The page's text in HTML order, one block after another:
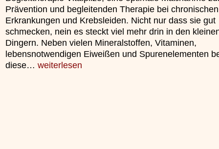
Prävention und begleitenden Therapie bei chronischen
Erkrankungen und Krebsleiden. Nicht nur dass sie gut
schmecken, nein es steckt viel mehr drin in den
Dingern. Neben vielen Mineralstoffen, Vitaminen,
lebensnotwendigen Eiweißen und Spurenelementen
diese… weiterlesen